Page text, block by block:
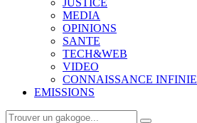
JUSTICE
MEDIA
OPINIONS
SANTE
TECH&WEB
VIDEO
CONNAISSANCE INFINIE
EMISSIONS